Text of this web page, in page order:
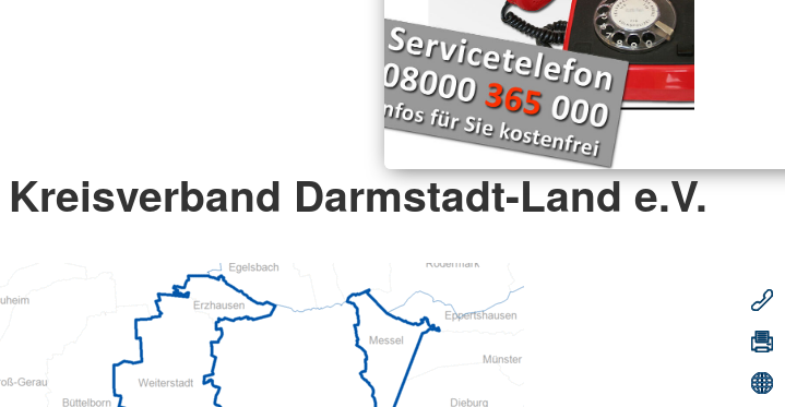
Kreisverband Darmstadt-Land e.V.